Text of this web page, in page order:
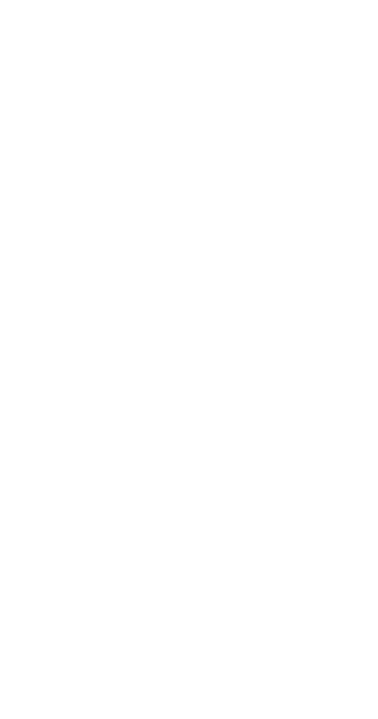
切的服務,關心您的每一分需求,多樣化美髮椅鏡的選擇,使